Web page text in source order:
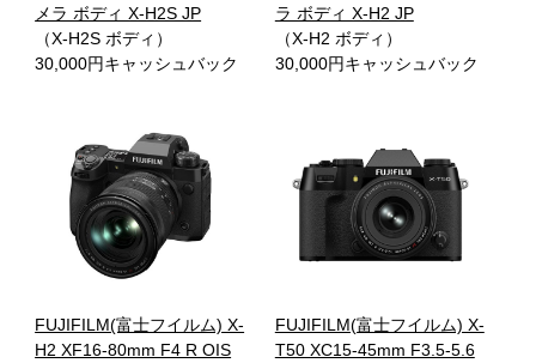
メラ ボディ X-H2S JP
（X-H2S ボディ）
30,000円キャッシュバック
ラ ボディ X-H2 JP
（X-H2 ボディ）
30,000円キャッシュバック
FUJIFILM(富士フイルム) X-
H2 XF16-80mm F4 R OIS
FUJIFILM(富士フイルム) X-
T50 XC15-45mm F3.5-5.6